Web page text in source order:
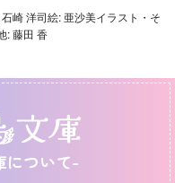
崎 洋司絵: 亜沙美イラスト・そ
: 藤田 香
について-